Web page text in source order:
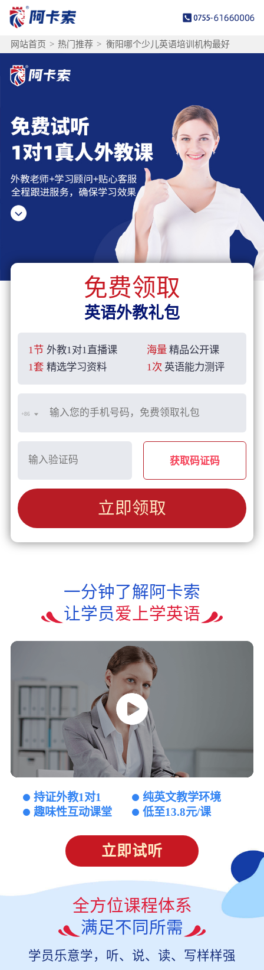
网站首页 > 热门推荐 > 衡阳哪个少儿英语培训机构最好
免费领取
英语外教礼包
1节 外教1对1直播课 海量 精品公开课
1套 精选学习资料 1次 英语能力测评
+86
获取码证码
立即领取
一分钟了解阿卡索
让学员爱上学英语
持证外教1对1
纯英文教学环境
趣味性互动课堂
低至13.8元/课
立即试听
全方位课程体系
满足不同所需
学员乐意学，听、说、读、写样样强